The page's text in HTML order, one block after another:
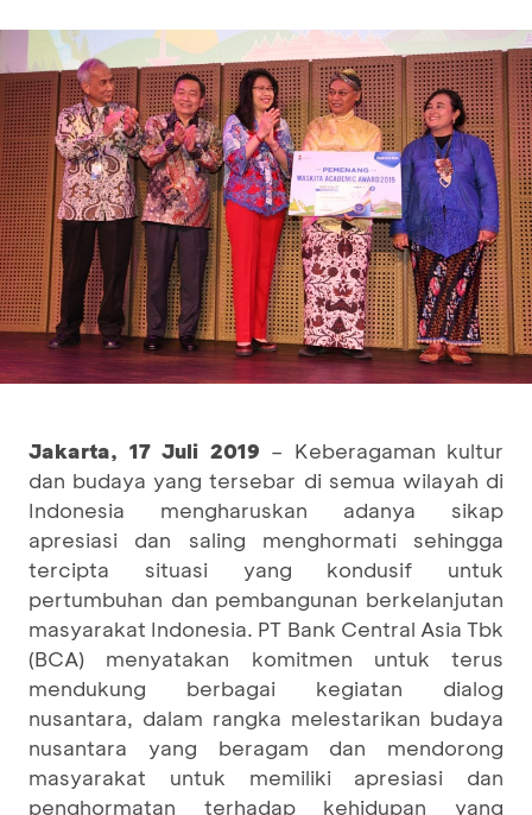
Jakarta, 17 Juli 2019 – Keberagaman kultur
dan budaya yang tersebar di semua wilayah di
Indonesia mengharuskan adanya sikap
apresiasi dan saling menghormati sehingga
tercipta situasi yang kondusif untuk
pertumbuhan dan pembangunan berkelanjutan
masyarakat Indonesia. PT Bank Central Asia Tbk
(BCA) menyatakan komitmen untuk terus
mendukung berbagai kegiatan dialog
nusantara, dalam rangka melestarikan budaya
nusantara yang beragam dan mendorong
masyarakat untuk memiliki apresiasi dan
penghormatan terhadap kehidupan yang